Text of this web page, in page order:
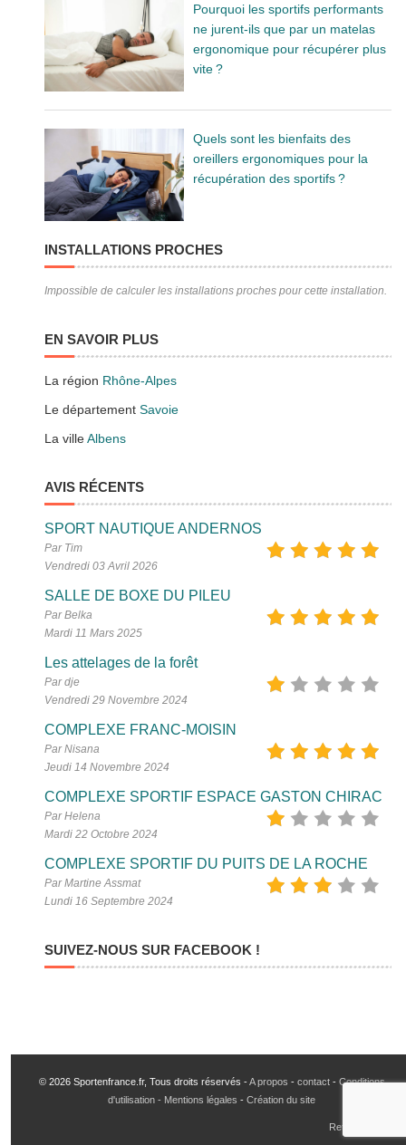
Pourquoi les sportifs performants
ne jurent-ils que par un matelas
ergonomique pour récupérer plus
vite ?
Quels sont les bienfaits des
oreillers ergonomiques pour la
récupération des sportifs ?
INSTALLATIONS PROCHES
Impossible de calculer les installations proches pour cette installation.
EN SAVOIR PLUS
La région Rhône-Alpes
Le départementSavoie
La villeAlbens
AVIS RÉCENTS
SPORT NAUTIQUE ANDERNOS
Par Tim
Vendredi 03 Avril 2026
SALLE DE BOXE DU PILEU
Par Belka
Mardi 11 Mars 2025
Les attelages de la forêt
Par dje
Vendredi 29 Novembre 2024
COMPLEXE FRANC-MOISIN
Par Nisana
Jeudi 14 Novembre 2024
COMPLEXE SPORTIF ESPACE GASTON CHIRAC
Par Helena
Mardi 22 Octobre 2024
COMPLEXE SPORTIF DU PUITS DE LA ROCHE
Par Martine Assmat
Lundi 16 Septembre 2024
SUIVEZ-NOUS SUR FACEBOOK !
© 2026 Sportenfrance.fr, Tous droits réservés -A propos - contact- Conditions
d'utilisation - Mentions légales - Création du site
Retour en haut